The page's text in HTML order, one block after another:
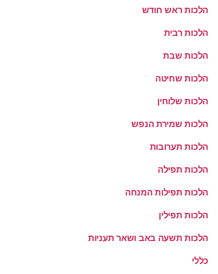
הלכות ראש חודש
הלכות רבית
הלכות שבת
הלכות שחיטה
הלכות שלוחין
הלכות שמירת הנפש
הלכות תערובות
הלכות תפילה
הלכות תפילות המנחה
הלכות תפילין
הלכות תשעה באב ושאר תעניות
כללי